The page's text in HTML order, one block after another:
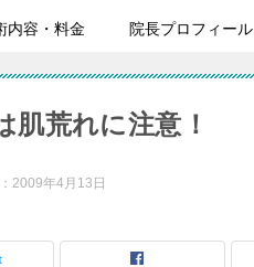
内容・料金 院長プロフィール
肌荒れに注意！
2009年4月13日